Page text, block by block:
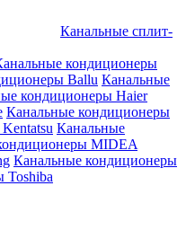
Канальные сплит-
кондиционеры
Ballu Канальные
кондиционеры Haier
Канальные кондиционеры
Канальные
MIDEA
Канальные кондиционеры
Toshiba